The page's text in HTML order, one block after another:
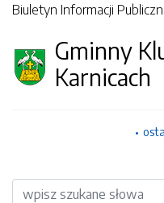
Biuletyn Informacji
Gminny
Karnicach
Wyszukiwarka